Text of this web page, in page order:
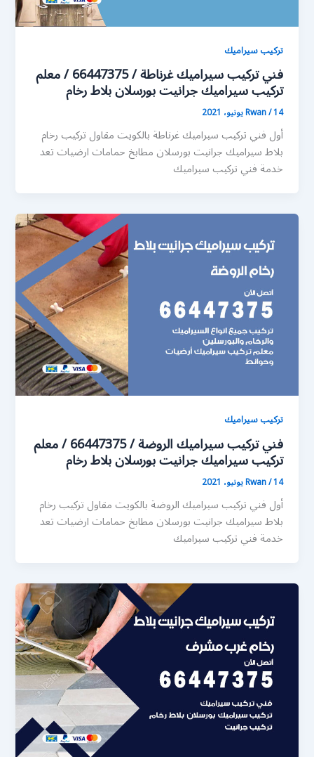
تركيب سيراميك
فني تركيب سيراميك غرناطة / 66447375 / معلم
تركيب سيراميك جرانيت بورسلان بلاط رخام
Rwan/14 يونيو، 2021
أول فني تركيب سيراميك غرناطة بالكويت مقاول تركيب رخام
بلاط سيراميك جرانيت بورسلان مطابخ حمامات ارضيات تعد
خدمة فني تركيب سيراميك
تركيب سيراميك
فني تركيب سيراميك الروضة / 66447375 / معلم
تركيب سيراميك جرانيت بورسلان بلاط رخام
Rwan/14 يونيو، 2021
أول فني تركيب سيراميك الروضة بالكويت مقاول تركيب رخام
بلاط سيراميك جرانيت بورسلان مطابخ حمامات ارضيات تعد
خدمة فني تركيب سيراميك